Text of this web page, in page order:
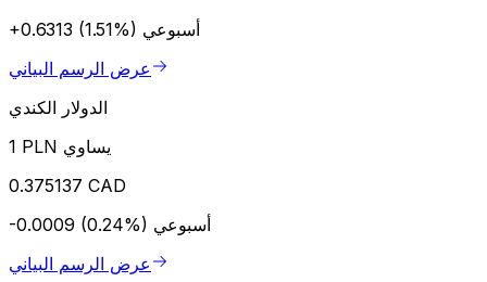
+0.6313 (1.51%) أسبوعي
عرض الرسم البياني
الدولار الكندي
1 PLN يساوي
0.375137 CAD
-0.0009 (0.24%) أسبوعي
عرض الرسم البياني